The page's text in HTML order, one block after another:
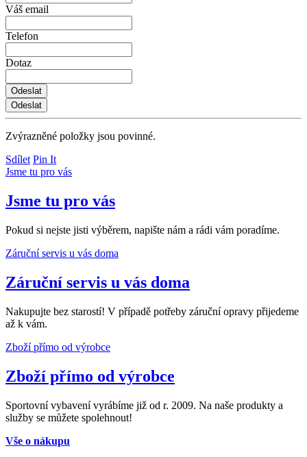
Váš email
Telefon
Dotaz
Zvýrazněné položky jsou povinné.
Sdílet Pin It
Jsme tu pro vás
Jsme tu pro vás
Pokud si nejste jisti výběrem, napište nám a rádi vám poradíme.
Záruční servis u vás doma
Záruční servis u vás doma
Nakupujte bez starostí! V případě potřeby záruční opravy přijedeme
až k vám.
Zboží přímo od výrobce
Zboží přímo od výrobce
Sportovní vybavení vyrábíme již od r. 2009. Na naše produkty a
služby se můžete spolehnout!
Vše o nákupu